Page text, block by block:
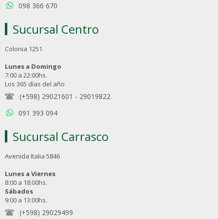
098 366 670
Sucursal Centro
Colonia 1251
Lunes a Domingo
7:00 a 22:00hs.
Los 365 días del año
(+598) 29021601 - 29019822
091 393 094
Sucursal Carrasco
Avenida Italia 5846
Lunes a Viernes
8:00 a 18:00hs.
Sábados
9:00 a 13:00hs.
(+598) 29029499